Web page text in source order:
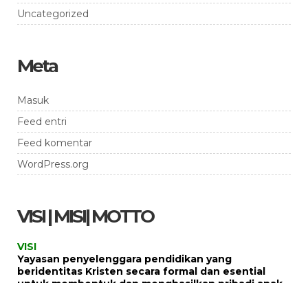
Uncategorized
Meta
Masuk
Feed entri
Feed komentar
WordPress.org
VISI | MISI| MOTTO
VISI
Yayasan penyelenggara pendidikan yang
beridentitas Kristen secara formal dan esential